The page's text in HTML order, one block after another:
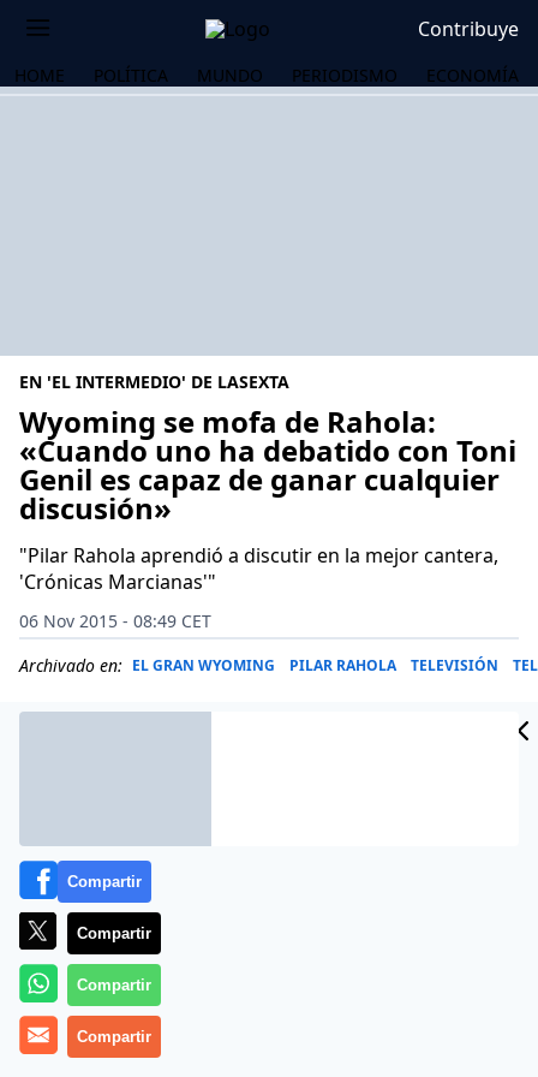
Contribuye
HOME POLÍTICA MUNDO PERIODISMO ECONOMÍA
EN 'EL INTERMEDIO' DE LASEXTA
Wyoming se mofa de Rahola:
«Cuando uno ha debatido con Toni
Genil es capaz de ganar cualquier
discusión»
"Pilar Rahola aprendió a discutir en la mejor cantera,
'Crónicas Marcianas'"
06 Nov 2015 - 08:49 CET
Archivado en: EL GRAN WYOMING PILAR RAHOLA TELEVISIÓN
Pilar Rahola es la independencia hecha tertuliana, es
Compartir
Compartir
Compartir
Compartir